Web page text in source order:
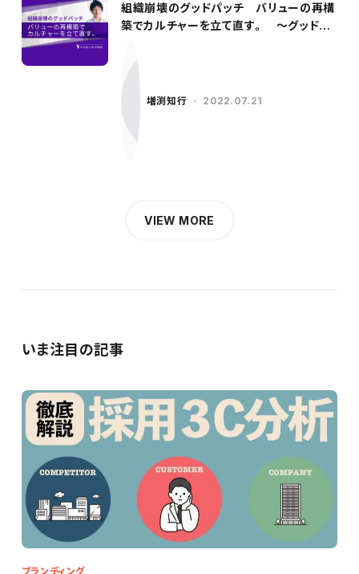
組織崩壊のグッドパッチ バリューの再構
築でカルチャーを立て直す。 〜グッドパ
増渕知行 2022.07.21
VIEW MORE
いま注目の記事
ブランディング